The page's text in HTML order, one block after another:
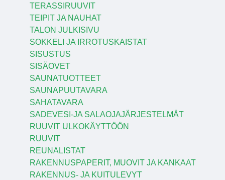
TERASSIRUUVIT
TEIPIT JA NAUHAT
TALON JULKISIVU
SOKKELI JA IRROTUSKAISTAT
SISUSTUS
SISÄOVET
SAUNATUOTTEET
SAUNAPUUTAVARA
SAHATAVARA
SADEVESI-JA SALAOJAJÄRJESTELMÄT
RUUVIT ULKOKÄYTTÖÖN
RUUVIT
REUNALISTAT
RAKENNUSPAPERIT, MUOVIT JA KANKAAT
RAKENNUS- JA KUITULEVYT